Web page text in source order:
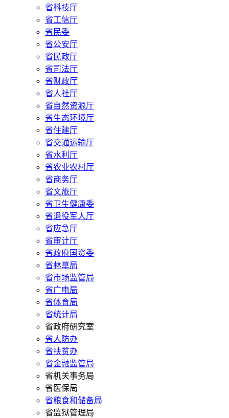
省科技厅
省工信厅
省民委
省公安厅
省民政厅
省司法厅
省财政厅
省人社厅
省自然资源厅
省生态环境厅
省住建厅
省交通运输厅
省水利厅
省农业农村厅
省商务厅
省文旅厅
省卫生健康委
省退役军人厅
省应急厅
省审计厅
省政府国资委
省林草局
省市场监管局
省广电局
省体育局
省统计局
省政府研究室
省人防办
省扶贫办
省金融监管局
省机关事务局
省医保局
省粮食和储备局
省监狱管理局